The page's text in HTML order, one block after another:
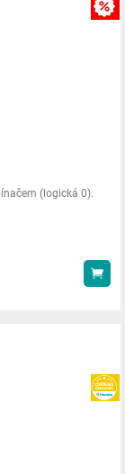
(logická 0).